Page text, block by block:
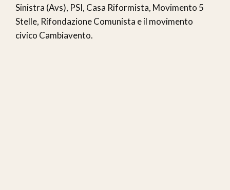
Sinistra (Avs), PSI, Casa Riformista, Movimento 5
Stelle, Rifondazione Comunista e il movimento
civico Cambiavento.